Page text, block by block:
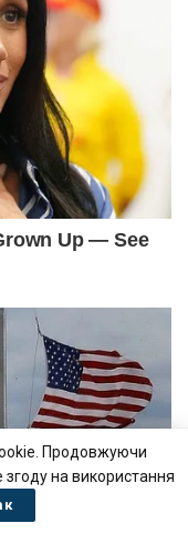
Продовжуючи
на використання